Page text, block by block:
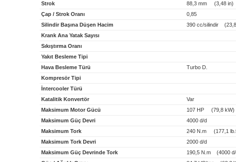
Strok
88,3 mm (3,48 in)
Çap / Strok Oranı
0,85
Silindir Başına Düşen Hacim
390 cc/silindir (23,8
Krank Ana Yatak Sayısı
Sıkıştırma Oranı
Yakıt Besleme Tipi
Hava Besleme Türü
Turbo D.
Kompresör Tipi
İntercooler Türü
Katalitik Konvertör
Var
Maksimum Motor Gücü
107 HP (79,8 kW)
Maksimum Güç Devri
4000 d/d
Maksimum Tork
240 N.m (177,1
Maksimum Tork Devri
2000 d/d
Maksimum Güç Devrinde Tork
190,5 N.m (4000